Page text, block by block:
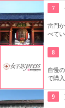
好評
7
雷門
べて
8
自慢
で購
9